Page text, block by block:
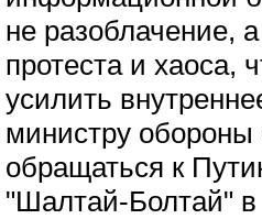
не разоблачение,
протеста и хаоса,
усилить
министру
обращаться к
"Шалтай-Болтай" в